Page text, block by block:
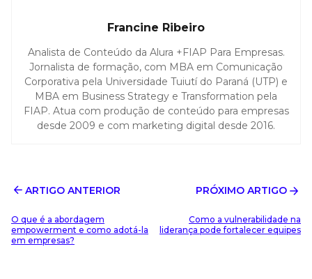
Francine Ribeiro
Analista de Conteúdo da Alura +FIAP Para Empresas.
Jornalista de formação, com MBA em Comunicação
Corporativa pela Universidade Tuiutí do Paraná (UTP) e
MBA em Business Strategy e Transformation pela
FIAP. Atua com produção de conteúdo para empresas
desde 2009 e com marketing digital desde 2016.
ARTIGO ANTERIOR
O que é a abordagem
empowerment e como adotá-la
em empresas?
PRÓXIMO ARTIGO
Como a vulnerabilidade na
liderança pode fortalecer equipes